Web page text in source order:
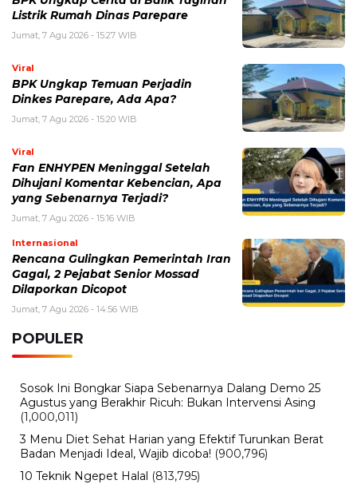
BERITA TERKAIT
Jumat, 7 Agustus 2026 - 15:27 WIB
BPK Ungkap Cerita di Balik Tagihan Listrik Rumah
Jumat, 7 Agustus 2026 - 15:20 WIB
BPK Ungkap Temuan Perjadin Dinkes Parepare, Ada
Apa?
Jumat, 7 Agustus 2026 - 15:16 WIB
Fan ENHYPEN Meninggal Setelah Dihujani Komentar
Kebencian, Apa yang Sebenarnya Terjadi?
Kamis, 6 Agustus 2026 - 15:46 WIB
Kecelakaan Bus ALS Tewaskan Belasan Penumpang,
Kondisi Kritis, Ini Kabar Terbarunya
BERITA TERBARU
Hasil PPPK Sekolah Rakyat 2026